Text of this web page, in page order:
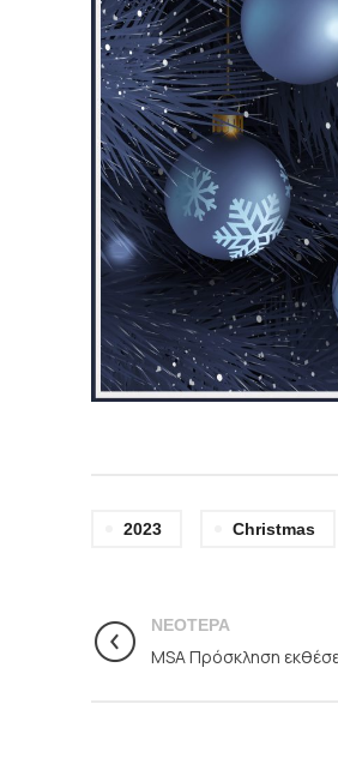
2023 Christmas
ΝΕΌΤΕΡΑ
MSA Πρόσκληση